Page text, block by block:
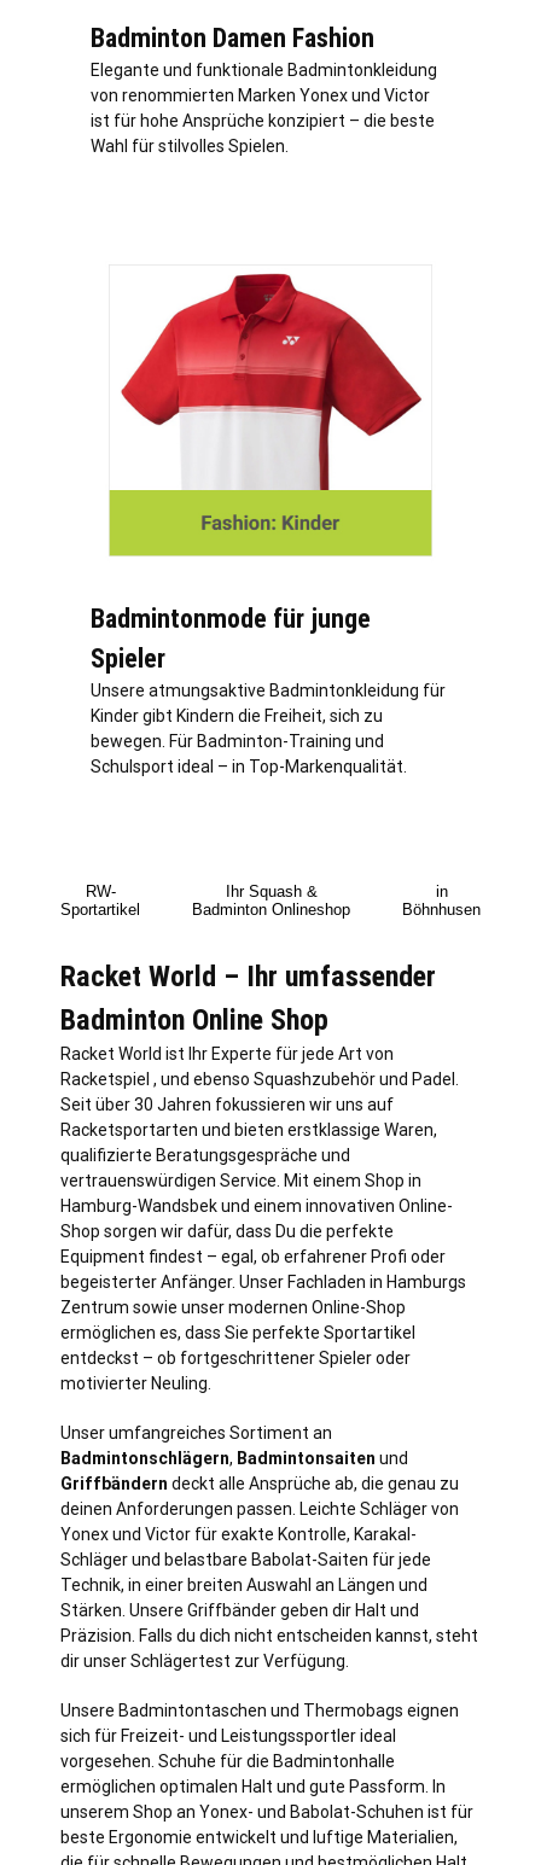
Badminton Damen Fashion
Elegante und funktionale Badmintonkleidung
von renommierten Marken Yonex und Victor
ist für hohe Ansprüche konzipiert – die beste
Wahl für stilvolles Spielen.
Badmintonmode für junge
Spieler
Unsere atmungsaktive Badmintonkleidung für
Kinder gibt Kindern die Freiheit, sich zu
bewegen. Für Badminton-Training und
Schulsport ideal – in Top-Markenqualität.
RW-
Sportartikel
Ihr Squash &
Badminton Onlineshop
in
Böhnhusen
Racket World – Ihr umfassender
Badminton Online Shop
Racket World ist Ihr Experte für jede Art von
Racketspiel , und ebenso Squashzubehör und Padel.
Seit über 30 Jahren fokussieren wir uns auf
Racketsportarten und bieten erstklassige Waren,
qualifizierte Beratungsgespräche und
vertrauenswürdigen Service. Mit einem Shop in
Hamburg-Wandsbek und einem innovativen Online-
Shop sorgen wir dafür, dass Du die perfekte
Equipment findest – egal, ob erfahrener Profi oder
begeisterter Anfänger. Unser Fachladen in Hamburgs
Zentrum sowie unser modernen Online-Shop
ermöglichen es, dass Sie perfekte Sportartikel
entdeckst – ob fortgeschrittener Spieler oder
motivierter Neuling.
Unser umfangreiches Sortiment an
Badmintonschlägern, Badmintonsaiten und
Griffbändern deckt alle Ansprüche ab, die genau zu
deinen Anforderungen passen. Leichte Schläger von
Yonex und Victor für exakte Kontrolle, Karakal-
Schläger und belastbare Babolat-Saiten für jede
Technik, in einer breiten Auswahl an Längen und
Stärken. Unsere Griffbänder geben dir Halt und
Präzision. Falls du dich nicht entscheiden kannst, steht
dir unser Schlägertest zur Verfügung.
Unsere Badmintontaschen und Thermobags eignen
sich für Freizeit- und Leistungssportler ideal
vorgesehen. Schuhe für die Badmintonhalle
ermöglichen optimalen Halt und gute Passform. In
unserem Shop an Yonex- und Babolat-Schuhen ist für
beste Ergonomie entwickelt und luftige Materialien,